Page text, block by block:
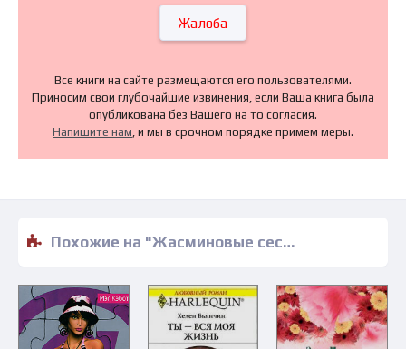
Жалоба
Все книги на сайте размещаются его пользователями.
Приносим свои глубочайшие извинения, если Ваша книга была
опубликована без Вашего на то согласия.
Напишите нам, и мы в срочном порядке примем меры.
Похожие на "Жасминовые сестры - Корина Боманн" книги читать бесплатно полные версии